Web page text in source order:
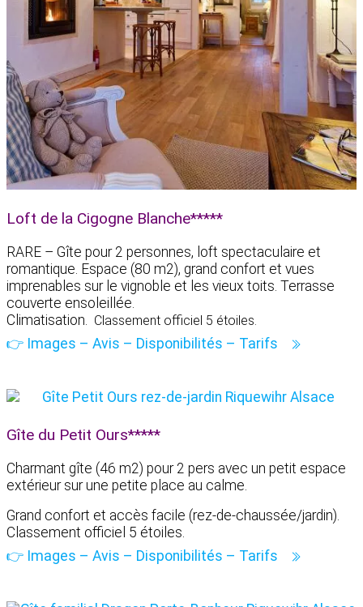
Loft de la Cigogne Blanche*****
RARE – Gîte pour 2 personnes, loft spectaculaire et
romantique. Espace (80 m2), grand confort et vues
imprenables sur le vignoble et les vieux toits. Terrasse
couverte ensoleillée.
Climatisation. Classement officiel 5 étoiles.
👉 Images – Avis – Disponibilités – Tarifs
Gîte du Petit Ours*****
Charmant gîte (46 m2) pour 2 pers avec un petit espace
extérieur sur une petite place au calme.
Grand confort et accès facile (rez-de-chaussée/jardin).
Classement officiel 5 étoiles.
👉 Images – Avis – Disponibilités – Tarifs